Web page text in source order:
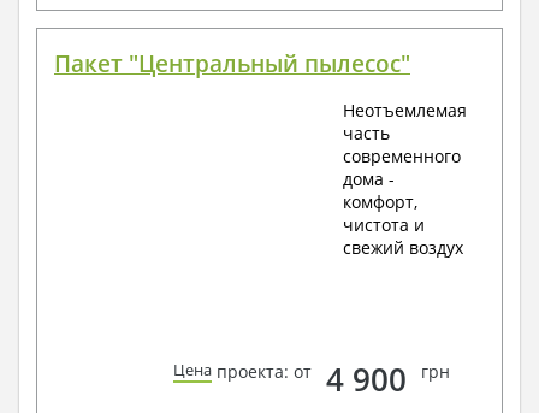
Пакет "Центральный пылесос"
Неотъемлемая
часть
современного
дома -
комфорт,
чистота и
свежий воздух
Цена проекта: от 4 900 грн